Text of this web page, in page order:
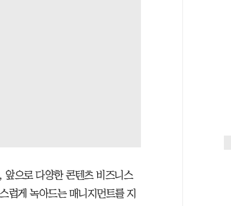
앞으로 다양한 콘텐츠 비즈니스
럽게 녹아드는 매니지먼트를 지